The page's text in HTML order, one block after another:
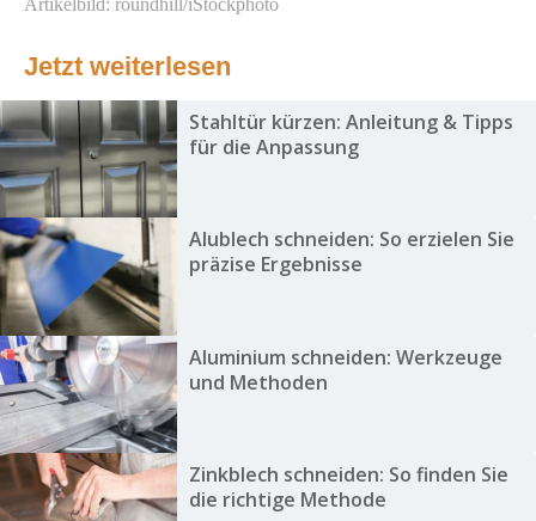
Artikelbild: roundhill/iStockphoto
Jetzt weiterlesen
Stahltür kürzen: Anleitung & Tipps
für die Anpassung
Alublech schneiden: So erzielen Sie
präzise Ergebnisse
Aluminium schneiden: Werkzeuge
und Methoden
Zinkblech schneiden: So finden Sie
die richtige Methode